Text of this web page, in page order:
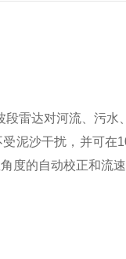
段雷达对河流、污水
泥沙干扰，并可
度的自动校正和流